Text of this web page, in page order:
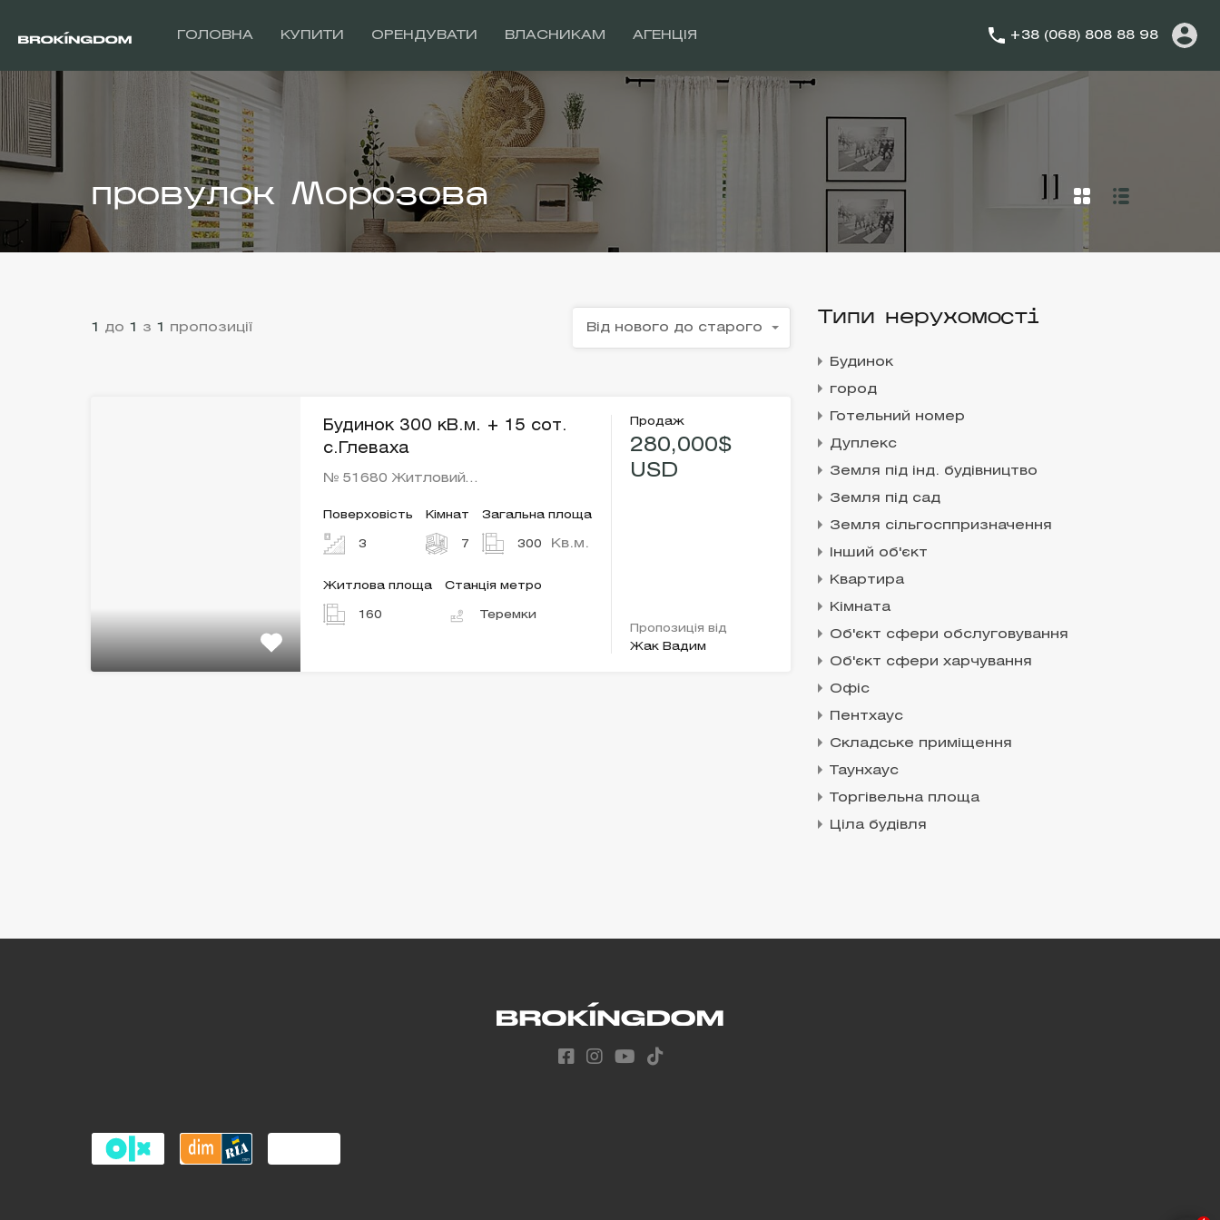
ГОЛОВНА КУПИТИ ОРЕНДУВАТИ ВЛАСНИКАМ АГЕНЦІЯ +38 (068) 808 88 98
провулок Морозова
1 до 1 з 1 пропозиції Від нового до старого
Будинок 300 кВ.м. + 15 сот.
с.Глеваха
№ 51680 Житловий…
Поверховість
3
Кімнат
7
Загальна площа
300 Кв.м.
Житлова площа
160
Станція метро
Теремки
Продаж
280,000$
USD
Пропозиція від
Жак Вадим
Типи нерухомості
Будинок
город
Готельний номер
Дуплекс
Земля під інд. будівництво
Земля під сад
Земля сільгосппризначення
Інший об'єкт
Квартира
Кімната
Об'єкт сфери обслуговування
Об'єкт сфери харчування
Офіс
Пентхаус
Складське приміщення
Таунхаус
Торгівельна площа
Ціла будівля